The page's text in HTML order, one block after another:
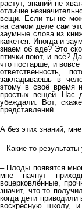
растут, знаний не
отличие
вещи. Если ты не
на самом деле сам
заумные слова из
кажется. Иногда и
знаем об аде? Это
птички поют, и всё?
что постарше, и
ответственность,
закладываешь в
этому в своё время
простых вещей. Нас
убеждали. Вот,
представлений.
А без этих знаний,
– Какие-то
– Плоды появятся
мне начнут
воцерковлённые,
значит, что-то
когда дети
воскресную школу,